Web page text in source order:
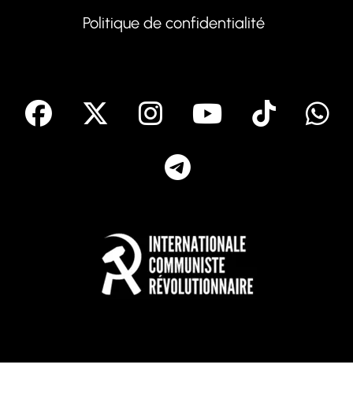
Politique de confidentialité
facebook Instagram
Youtube
Tik